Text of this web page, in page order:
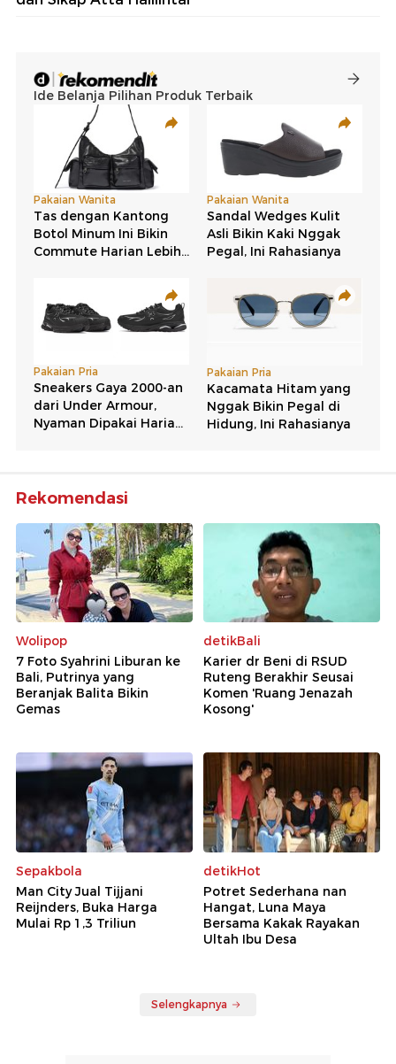
Rekomendasi
Wolipop
7 Foto Syahrini Liburan ke
Bali, Putrinya yang
Beranjak Balita Bikin
Gemas
detikBali
Karier dr Beni di RSUD
Ruteng Berakhir Seusai
Komen 'Ruang Jenazah
Kosong'
Sepakbola
Man City Jual Tijjani
Reijnders, Buka Harga
Mulai Rp 1,3 Triliun
detikHot
Potret Sederhana nan
Hangat, Luna Maya
Bersama Kakak Rayakan
Ultah Ibu Desa
Selengkapnya